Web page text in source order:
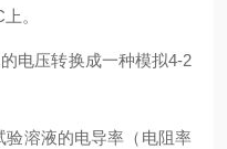
。
电压转换成一种模拟4-2
验溶液的电导率（电阻率